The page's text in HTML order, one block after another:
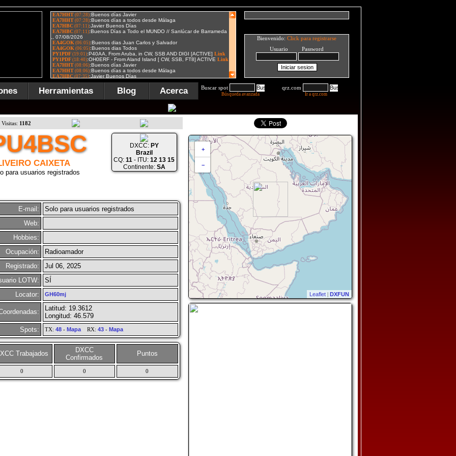
Bienvenido: Click para registrarse
Usuario Password
Herramientas Blog Acerca Buscar spot
Búsqueda avanzada
qrz.com
Ir a qrz.com
Visitas: 1182
+
−
Leaflet | DXFUN
CAIXETA
para usuarios registrados
DXCC: PY
Brazil
CQ: 11 - ITU: 12 13 15
Continente: SA
E-mail:
Solo para usuarios registrados
Web:
Hobbies:
Ocupación:
Radioamador
Registrado:
Jul 06, 2025
LOTW:
SÍ
Locator:
GH60mj
Latitud: 19.3612
Longitud: 46.579
Spots:
TX: 48- MapaRX: 43- Mapa
Trabajados
DXCC
Confirmados
Puntos
0 0 0